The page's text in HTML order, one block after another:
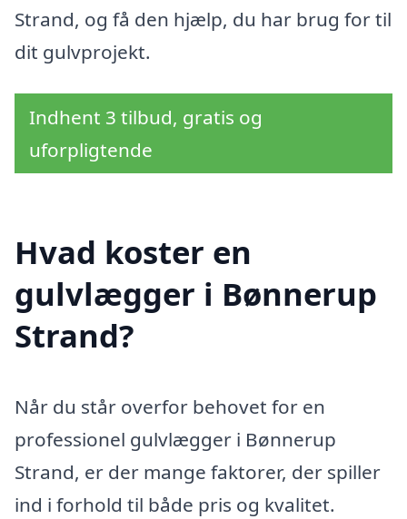
Strand, og få den hjælp, du har brug for til
dit gulvprojekt.
Indhent 3 tilbud, gratis og
uforpligtende
Hvad koster en
gulvlægger i Bønnerup
Strand?
Når du står overfor behovet for en
professionel gulvlægger i Bønnerup
Strand, er der mange faktorer, der spiller
ind i forhold til både pris og kvalitet.